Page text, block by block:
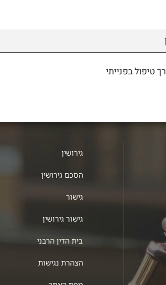
בפנייתי
גירושין
הסכם גירושין
גישור
גישור גירושין
בית הדין הרבני
הצהרת נגישות